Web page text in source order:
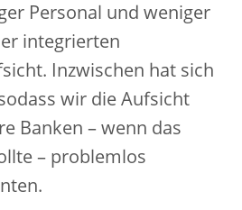
Personal und weniger
integrierten
Inzwischen hat sich
wir die Aufsicht
Banken – wenn das
– problemlos